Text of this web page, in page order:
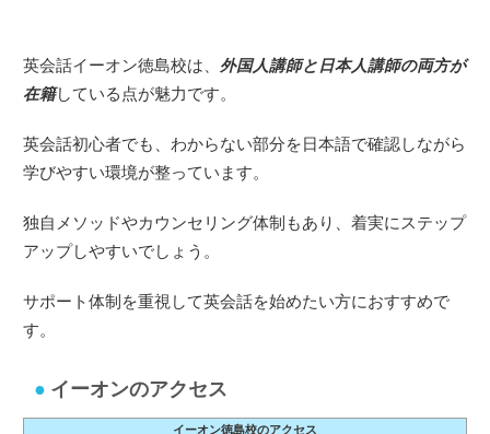
英会話イーオン徳島校は、 外国人講師と日本人講師の両方が
在籍している点が魅力です。
英会話初心者でも、わからない部分を日本語で確認しながら
学びやすい環境が整っています。
独自メソッドやカウンセリング体制もあり、着実にステップ
アップしやすいでしょう。
サポート体制を重視して英会話を始めたい方におすすめで
す。
イーオンのアクセス
イーオン徳島校のアクセス